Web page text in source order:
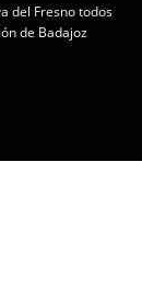
del Fresno todos
de Badajoz